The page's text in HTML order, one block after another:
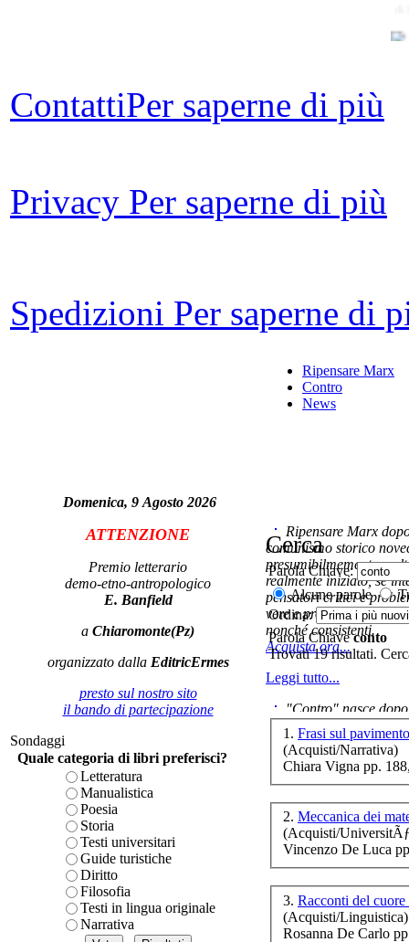
ContattiPer saperne di più
Privacy Per saperne di più
Spedizioni Per saperne di
Domenica, 9 Agosto 2026
ATTENZIONE
Premio letterario
demo-etno-antropologico
E. Banfield
a Chiaromonte(Pz)
organizzato dalla EditricErmes
presto sul nostro sito
il bando di partecipazione
Sondaggi
Quale categoria di libri preferisci?
Letteratura
Manualistica
Poesia
Storia
Testi universitari
Guide turistiche
Diritto
Filosofia
Testi in lingua originale
Narrativa
Ripensare Marx
Contro
News
Ripensare Marx
comunismo storico
presumibilmemente
realmente iniziato, se
pensatori critici e
vere e proprie correnti
nonché consistenti.
Acquista ora...
Leggi tutto...
"Contro" nasce
cominciato con la
ripensaremarx. i saggi
questa collaborazione
è teorica, sempre però
presente fase.
Acquista ora...
A feed could not be
http://www.lastampa.it/
Cerca
Parola Chiave:
Alcune parole
Ordina:
Parola Chiaveconto
Trovati 19 risultati.
1. Frasi sul
(Acquisti/Narrativa)
Chiara Vigna pp.
2. Meccanica dei
(Acquisti/
Vincenzo De Luca
3.
(Acquisti/Linguistica)
Rosanna De Carlo